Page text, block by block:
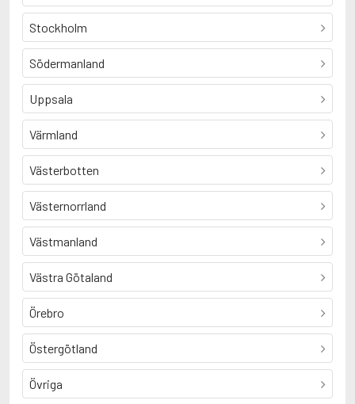
Stockholm
Södermanland
Uppsala
Värmland
Västerbotten
Västernorrland
Västmanland
Västra Götaland
Örebro
Östergötland
Övriga